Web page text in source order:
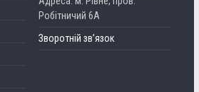
Робітничий 6А
Зворотній зв’язок